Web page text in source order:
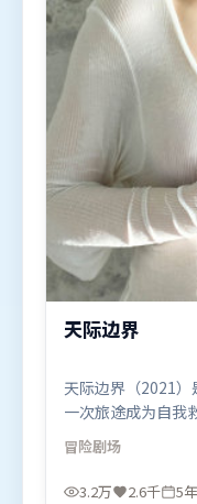
天际边界
天际边界（2021）
一次旅途成为自我
彼此呼应。类型元
突破套路。由陈思
周迅，雷佳音等联
冒险剧场
3.2万 2.6千 5